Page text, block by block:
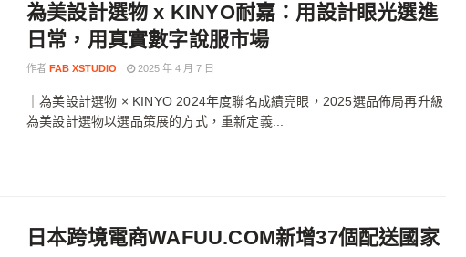
為美設計選物 x KINYO耐嘉：用設計眼光選進
日常，用真實數字說服市場
作者 FAB XSTUDIO 2025 年 4 月 7 日
｜為美設計選物 × KINYO 2024年度聯名成績亮眼，2025選品佈局再升級
為美設計選物以選品策展的方式，重新定義...
日本跨境電商WAFUU.COM新增37個配送國家